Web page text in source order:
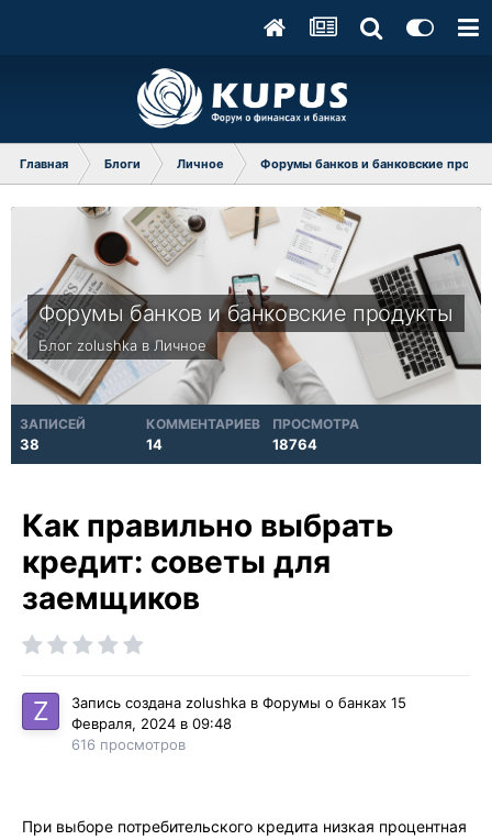
Главная Блоги Личное Форумы банков и банковские
Форумы банков и банковские продукты
Блог zolushka в Личное
ЗАПИСЕЙ
38
КОММЕНТАРИЕВ
14
ПРОСМОТРА
18764
Как правильно выбрать
кредит: советы для
заемщиков
Запись создана zolushka в Форумы о банках 15
Февраля, 2024 в 09:48
616 просмотров
При выборе потребительского кредита низкая процентная